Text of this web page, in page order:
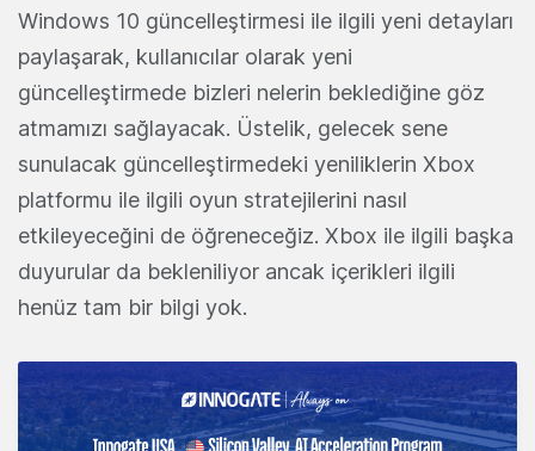
Windows 10 güncelleştirmesi ile ilgili yeni detayları
paylaşarak, kullanıcılar olarak yeni
güncelleştirmede bizleri nelerin beklediğine göz
atmamızı sağlayacak. Üstelik, gelecek sene
sunulacak güncelleştirmedeki yeniliklerin Xbox
platformu ile ilgili oyun stratejilerini nasıl
etkileyeceğini de öğreneceğiz. Xbox ile ilgili başka
duyurular da bekleniliyor ancak içerikleri ilgili
henüz tam bir bilgi yok.